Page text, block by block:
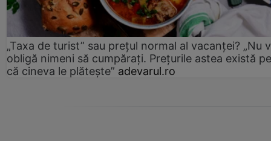
„Taxa de turist” sau prețul normal al vacanței? „Nu
obligă nimeni să cumpărați. Prețurile astea există
că cineva le plătește” adevarul.ro